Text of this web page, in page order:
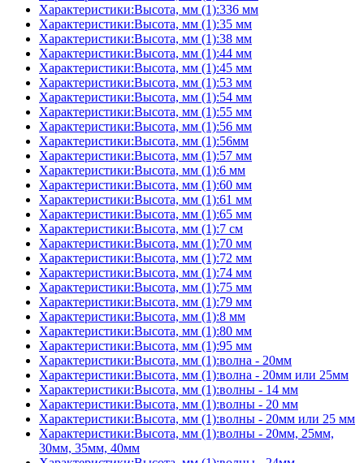
Характеристики:Высота, мм (1):336 мм
Характеристики:Высота, мм (1):35 мм
Характеристики:Высота, мм (1):38 мм
Характеристики:Высота, мм (1):44 мм
Характеристики:Высота, мм (1):45 мм
Характеристики:Высота, мм (1):53 мм
Характеристики:Высота, мм (1):54 мм
Характеристики:Высота, мм (1):55 мм
Характеристики:Высота, мм (1):56 мм
Характеристики:Высота, мм (1):56мм
Характеристики:Высота, мм (1):57 мм
Характеристики:Высота, мм (1):6 мм
Характеристики:Высота, мм (1):60 мм
Характеристики:Высота, мм (1):61 мм
Характеристики:Высота, мм (1):65 мм
Характеристики:Высота, мм (1):7 см
Характеристики:Высота, мм (1):70 мм
Характеристики:Высота, мм (1):72 мм
Характеристики:Высота, мм (1):74 мм
Характеристики:Высота, мм (1):75 мм
Характеристики:Высота, мм (1):79 мм
Характеристики:Высота, мм (1):8 мм
Характеристики:Высота, мм (1):80 мм
Характеристики:Высота, мм (1):95 мм
Характеристики:Высота, мм (1):волна - 20мм
Характеристики:Высота, мм (1):волна - 20мм или 25мм
Характеристики:Высота, мм (1):волны - 14 мм
Характеристики:Высота, мм (1):волны - 20 мм
Характеристики:Высота, мм (1):волны - 20мм или 25 мм
Характеристики:Высота, мм (1):волны - 20мм, 25мм,
30мм, 35мм, 40мм